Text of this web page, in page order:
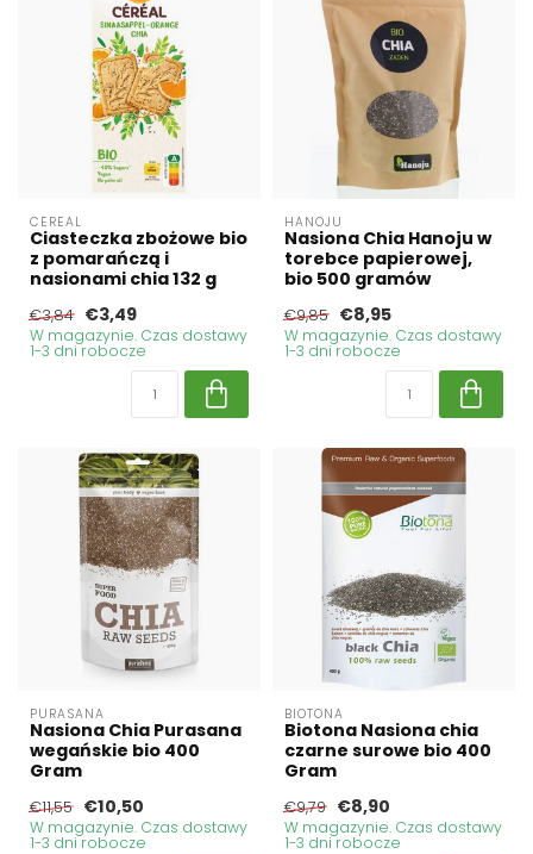
CEREAL
Ciasteczka zbożowe bio
z pomarańczą i
nasionami chia 132 g
€3,84 €3,49
W magazynie. Czas dostawy
1-3 dni robocze
HANOJU
Nasiona Chia Hanoju w
torebce papierowej,
bio 500 gramów
€9,85 €8,95
W magazynie. Czas dostawy
1-3 dni robocze
PURASANA
Nasiona Chia Purasana
wegańskie bio 400
Gram
€11,55 €10,50
W magazynie. Czas dostawy
1-3 dni robocze
BIOTONA
Biotona Nasiona chia
czarne surowe bio 400
Gram
€9,79 €8,90
W magazynie. Czas dostawy
1-3 dni robocze